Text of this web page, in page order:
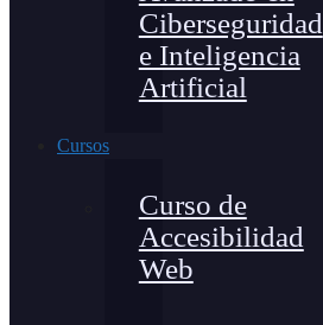
Ciberseguridad
e Inteligencia
Artificial
Cursos
Curso de
Accesibilidad
Web